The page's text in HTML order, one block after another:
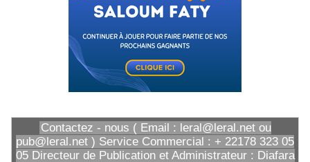
Contactez - nous ( Email : leral@leral.net ou
pub@leral.net ) Service Commercial : + 22178 323 05
05 Directeur de Publication et Administrateur : Diafara